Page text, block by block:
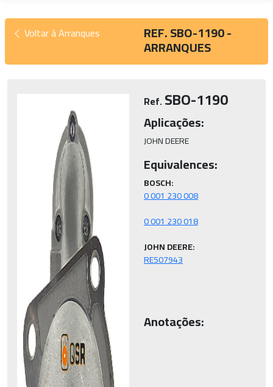
Voltar à Arranques REF. SBO-1190 -
ARRANQUES
Ref.SBO-1190
Aplicações:
JOHN DEERE
Equivalences:
BOSCH:
JOHN DEERE:
Anotações: